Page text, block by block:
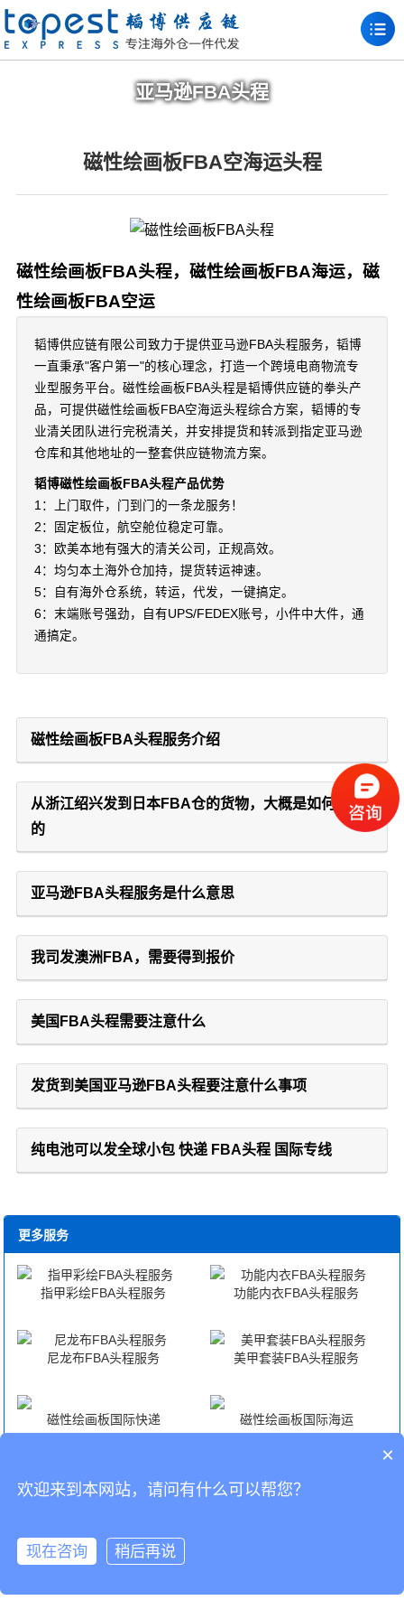
亚马逊FBA头程
磁性绘画板FBA空海运头程
磁性绘画板FBA头程，磁性绘画板FBA海运，磁
性绘画板FBA空运
韬博供应链有限公司致力于提供亚马逊FBA头程服务，韬博
一直秉承"客户第一"的核心理念，打造一个跨境电商物流专
业型服务平台。磁性绘画板FBA头程是韬博供应链的拳头产
品，可提供磁性绘画板FBA空海运头程综合方案，韬博的专
业清关团队进行完税清关，并安排提货和转派到指定亚马逊
仓库和其他地址的一整套供应链物流方案。
韬博磁性绘画板FBA头程产品优势
1：上门取件，门到门的一条龙服务！
2：固定板位，航空舱位稳定可靠。
3：欧美本地有强大的清关公司，正规高效。
4：均匀本土海外仓加持，提货转运神速。
5：自有海外仓系统，转运，代发，一键搞定。
6：末端账号强劲，自有UPS/FEDEX账号，小件中大件，通
通搞定。
磁性绘画板FBA头程服务介绍
从浙江绍兴发到日本FBA仓的货物，大概是如何收费
的
亚马逊FBA头程服务是什么意思
我司发澳洲FBA，需要得到报价
美国FBA头程需要注意什么
发货到美国亚马逊FBA头程要注意什么事项
纯电池可以发全球小包 快递 FBA头程 国际专线
更多服务
指甲彩绘FBA头程服务 功能内衣FBA头程服务
尼龙布FBA头程服务 美甲套装FBA头程服务
磁性绘画板国际快递 磁性绘画板国际海运
磁性绘画板国际空运 磁性绘画板海外仓代发货
CopyRight © 深圳市韬博供应链有限公司
×
欢迎来到本网站，请问有什么可以帮您？
现在咨询 稍后再说